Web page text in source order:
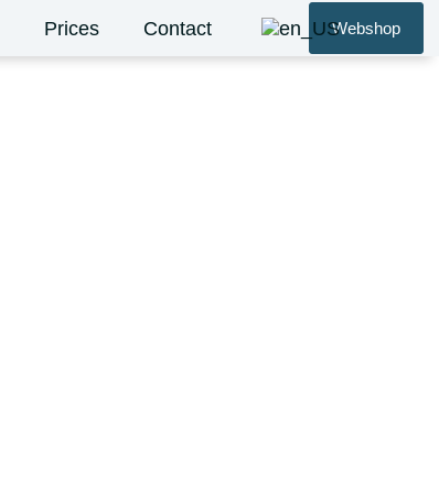
Prices Contact Webshop